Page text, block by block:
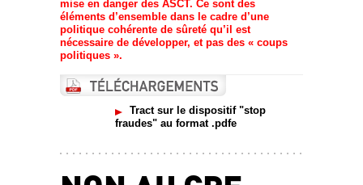
mise en danger des ASCT. Ce sont des
éléments d’ensemble dans le cadre d’une
politique cohérente de sûreté qu’il est
nécessaire de développer, et pas des « coups
politiques ».
Tract sur le dispositif "stop
fraudes" au format .pdfe